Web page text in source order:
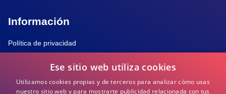
Información
Política de privacidad
Política de Cookies
Términos y Condiciones
Ese sitio web utiliza cookies
Utilizamos cookies propias y de terceros para analizar cómo usas
nuestro sitio web y para mostrarte publicidad relacionada con tus